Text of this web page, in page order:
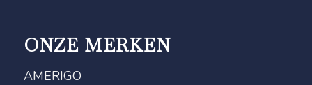
ONZE MERKEN
AMERIGO